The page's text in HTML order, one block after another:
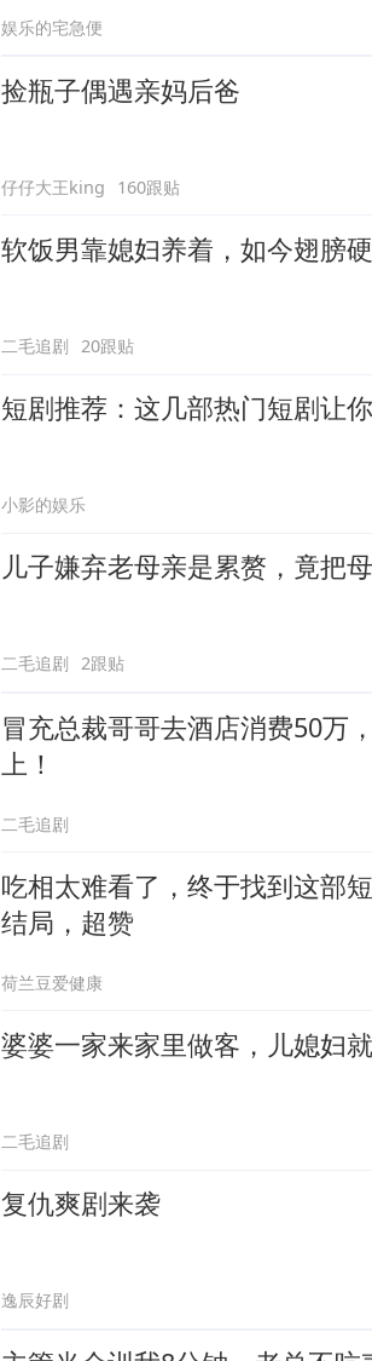
娱乐的宅急便
捡瓶子偶遇亲妈后爸
仔仔大王king 160跟贴
软饭男靠媳妇养着，如今翅膀
二毛追剧 20跟贴
短剧推荐：这几部热门短剧让
小影的娱乐
儿子嫌弃老母亲是累赘，竟把
二毛追剧 2跟贴
冒充总裁哥哥去酒店消费50万
上！
二毛追剧
吃相太难看了，终于找到这部
结局，超赞
荷兰豆爱健康
婆婆一家来家里做客，儿媳妇
二毛追剧
复仇爽剧来袭
逸辰好剧